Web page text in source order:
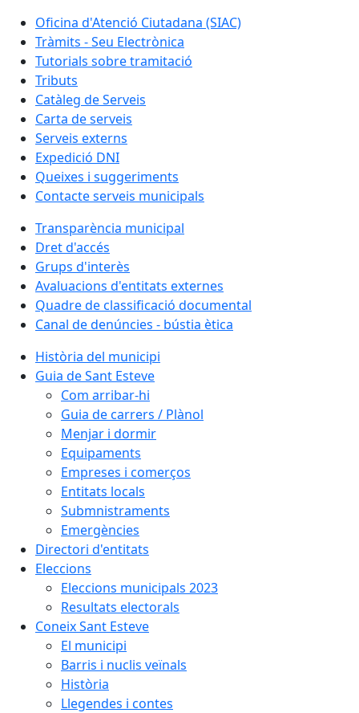
Oficina d'Atenció Ciutadana (SIAC)
Tràmits - Seu Electrònica
Tutorials sobre tramitació
Tributs
Catàleg de Serveis
Carta de serveis
Serveis externs
Expedició DNI
Queixes i suggeriments
Contacte serveis municipals
Transparència municipal
Dret d'accés
Grups d'interès
Avaluacions d'entitats externes
Quadre de classificació documental
Canal de denúncies - bústia ètica
Història del municipi
Guia de Sant Esteve
Com arribar-hi
Guia de carrers / Plànol
Menjar i dormir
Equipaments
Empreses i comerços
Entitats locals
Submnistraments
Emergències
Directori d'entitats
Eleccions
Eleccions municipals 2023
Resultats electorals
Coneix Sant Esteve
El municipi
Barris i nuclis veïnals
Història
Llegendes i contes